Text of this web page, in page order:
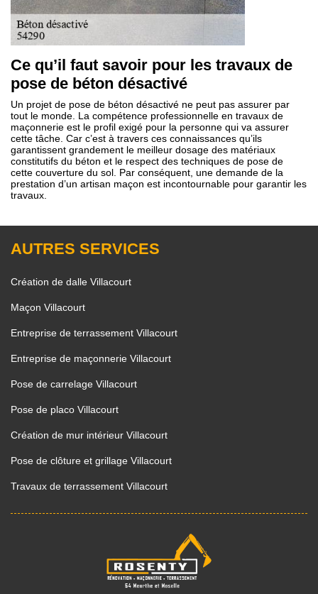
Ce qu’il faut savoir pour les travaux de
pose de béton désactivé
Un projet de pose de béton désactivé ne peut pas assurer par
tout le monde. La compétence professionnelle en travaux de
maçonnerie est le profil exigé pour la personne qui va assurer
cette tâche. Car c’est à travers ces connaissances qu’ils
garantissent grandement le meilleur dosage des matériaux
constitutifs du béton et le respect des techniques de pose de
cette couverture du sol. Par conséquent, une demande de la
prestation d’un artisan maçon est incontournable pour garantir les
travaux.
AUTRES SERVICES
Création de dalle Villacourt
Maçon Villacourt
Entreprise de terrassement Villacourt
Entreprise de maçonnerie Villacourt
Pose de carrelage Villacourt
Pose de placo Villacourt
Création de mur intérieur Villacourt
Pose de clôture et grillage Villacourt
Travaux de terrassement Villacourt